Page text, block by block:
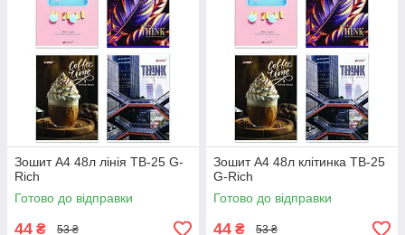
Зошит A4 48л лінія ТВ-25 G-
Rich
Готово до відправки
44 ₴ 53 ₴
Зошит A4 48л клітинка ТВ-25
G-Rich
Готово до відправки
44 ₴ 53 ₴